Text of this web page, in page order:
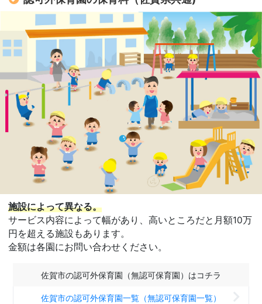
施設によって異なる。
サービス内容によって幅があり、高いところだと月額10万
円を超える施設もあります。
金額は各園にお問い合わせください。
佐賀市の認可外保育園（無認可保育園）はコチラ
佐賀市の認可外保育園一覧（無認可保育園一覧）